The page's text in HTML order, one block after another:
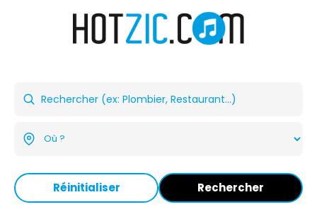
Réinitialiser Rechercher